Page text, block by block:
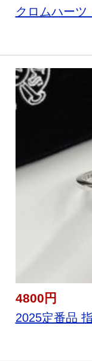
クロムハー
4800円
2025定番品